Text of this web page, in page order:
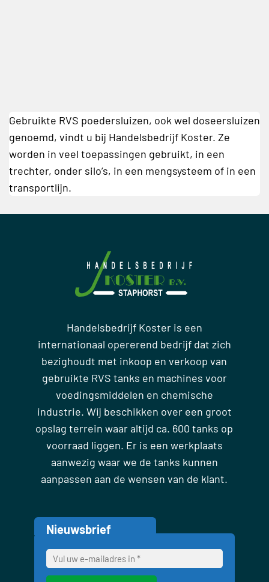
Gebruikte RVS poedersluizen, ook wel doseersluizen
genoemd, vindt u bij Handelsbedrijf Koster. Ze
worden in veel toepassingen gebruikt, in een
trechter, onder silo’s, in een mengsysteem of in een
transportlijn.
Handelsbedrijf Koster is een
internationaal opererend bedrijf dat zich
bezighoudt met inkoop en verkoop van
gebruikte RVS tanks en machines voor
voedingsmiddelen en chemische
industrie. Wij beschikken over een groot
opslag terrein waar altijd ca. 600 tanks op
voorraad liggen. Er is een werkplaats
aanwezig waar we de tanks kunnen
aanpassen aan de wensen van de klant.
Nieuwsbrief